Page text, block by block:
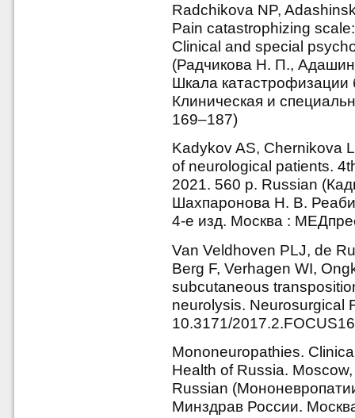
Radchikova NP,
Pain catastrophizing
Clinical and special
(Радчикова Н. П.,
Шкала катастрофизации
Клиническая и
169–187)
Kadykov AS, Chernikova
of neurological patients.
2021. 560 p. Russian
Шахпаронова Н. В.
4-е изд. Москва :
Van Veldhoven PLJ, de
Berg F, Verhagen WI,
subcutaneous
neurolysis. Neurosurgical
10.3171/
Mononeuropathies.
Health of Russia.
Russian
Минздрав России.